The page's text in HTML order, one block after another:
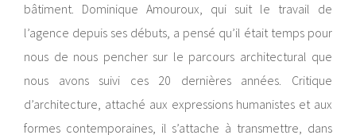
bâtiment. Dominique Amouroux, qui suit le travail de
l’agence depuis ses débuts, a pensé qu’il était temps pour
nous de nous pencher sur le parcours architectural que
nous avons suivi ces 20 dernières années. Critique
d’architecture, attaché aux expressions humanistes et aux
formes contemporaines, il s’attache à transmettre, dans